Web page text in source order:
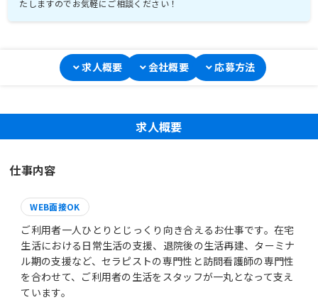
たしますのでお気軽にご相談ください！
求人概要 会社概要 応募方法
求人概要
仕事内容
WEB面接OK
ご利用者一人ひとりとじっくり向き合えるお仕事です。在宅
生活における日常生活の支援、退院後の生活再建、ターミナ
ル期の支援など、セラピストの専門性と訪問看護師の専門性
を合わせて、ご利用者の生活をスタッフが一丸となって支え
ています。